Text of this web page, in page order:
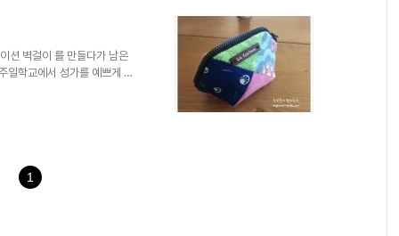
션 벽걸이 를 만들다가 남은
일학교에서 성가를 예쁘게 부
로 이용해서 정사각형 완성
1